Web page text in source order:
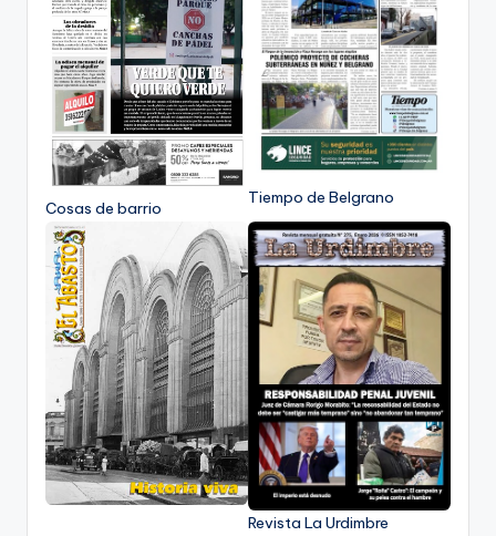
Cosas de barrio
Tiempo de Belgrano
Revista La Urdimbre